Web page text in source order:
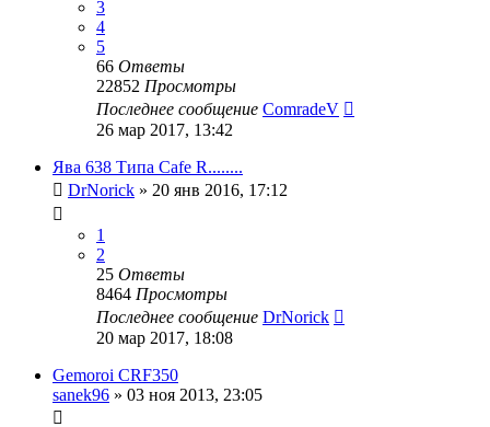
3
4
5
66 Ответы
22852 Просмотры
Последнее сообщение ComradeV
26 мар 2017, 13:42
Ява 638 Типа Cafe R........
DrNorick » 20 янв 2016, 17:12
1
2
25 Ответы
8464 Просмотры
Последнее сообщение DrNorick
20 мар 2017, 18:08
Gemoroi CRF350
sanek96 » 03 ноя 2013, 23:05